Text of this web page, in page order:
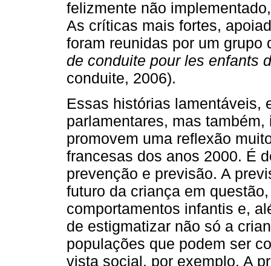
felizmente não
As críticas mais fortes,
foram reunidas por um
de conduite pour les enfants
conduite, 2006).
Essas histórias lamentáveis,
parlamentares, mas
promovem uma reflexão
francesas dos anos 2000. É
prevenção e previsão. A
futuro da criança em
comportamentos infantis e,
de estigmatizar não só a
populações que podem ser
vista social, por exemplo. A